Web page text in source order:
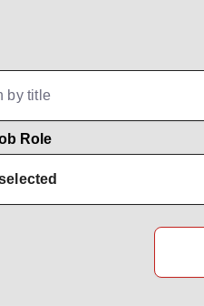
Role